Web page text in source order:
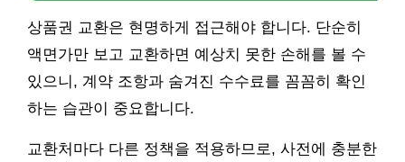
상품권 교환은 현명하게 접근해야 합니다. 단순히
액면가만 보고 교환하면 예상치 못한 손해를 볼 수
있으니, 계약 조항과 숨겨진 수수료를 꼼꼼히 확인
하는 습관이 중요합니다.
교환처마다 다른 정책을 적용하므로, 사전에 충분한